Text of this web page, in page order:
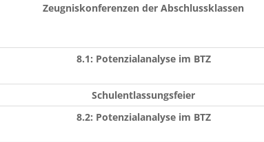
Zeugniskonferenzen der Abschlussklassen
8.1: Potenzialanalyse im BTZ
Schulentlassungsfeier
8.2: Potenzialanalyse im BTZ